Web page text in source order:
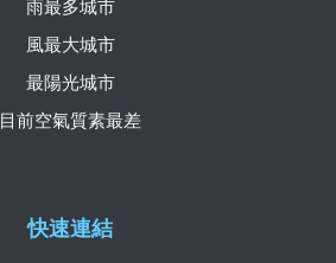
快速連結
雨最多城市
風最大城市
最陽光城市
目前空氣質素最差